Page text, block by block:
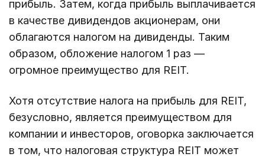
прибыль. Затем, когда прибыль выплачивается
в качестве дивидендов акционерам, они
облагаются налогом на дивиденды. Таким
образом, обложение налогом 1 раз —
огромное преимущество для REIT.
Хотя отсутствие налога на прибыль для REIT,
безусловно, является преимуществом для
компании и инвесторов, оговорка заключается
в том, что налоговая структура REIT может